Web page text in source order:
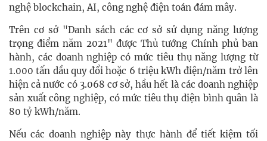
nghệ blockchain, AI, công nghệ điện toán đám mây.
Trên cơ sở "Danh sách các cơ sở sử dụng năng lượng
trọng điểm năm 2021" được Thủ tướng Chính phủ ban
hành, các doanh nghiệp có mức tiêu thụ năng lượng từ
1.000 tấn dầu quy đổi hoặc 6 triệu kWh điện/năm trở lên
hiện cả nước có 3.068 cơ sở, hầu hết là các doanh nghiệp
sản xuất công nghiệp, có mức tiêu thụ điện bình quân là
80 tỷ kWh/năm.
Nếu các doanh nghiệp này thực hành để tiết kiệm tối